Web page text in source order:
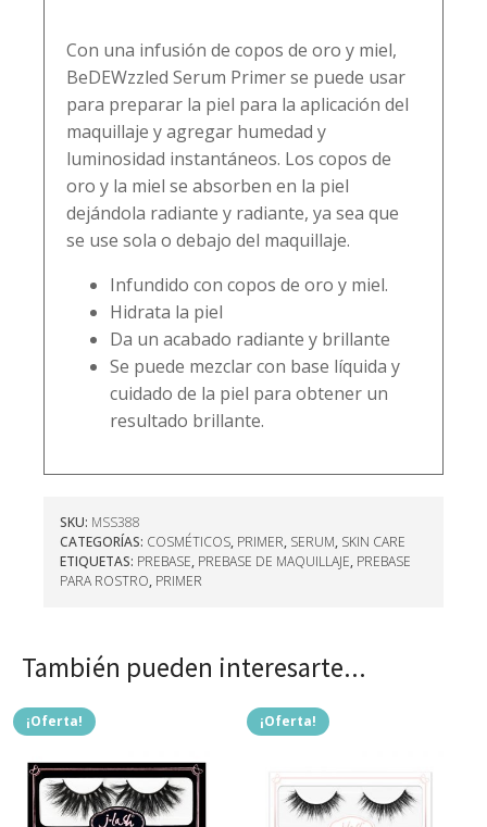
Con una infusión de copos de oro y miel,
BeDEWzzled Serum Primer se puede usar
para preparar la piel para la aplicación del
maquillaje y agregar humedad y
luminosidad instantáneos. Los copos de
oro y la miel se absorben en la piel
dejándola radiante y radiante, ya sea que
se use sola o debajo del maquillaje.
Infundido con copos de oro y miel.
Hidrata la piel
Da un acabado radiante y brillante
Se puede mezclar con base líquida y
cuidado de la piel para obtener un
resultado brillante.
SKU: MSS388
CATEGORÍAS: COSMÉTICOS, PRIMER, SERUM, SKIN CARE
ETIQUETAS: PREBASE, PREBASE DE MAQUILLAJE, PREBASE
PARA ROSTRO, PRIMER
También pueden interesarte...
¡Oferta! ¡Oferta!